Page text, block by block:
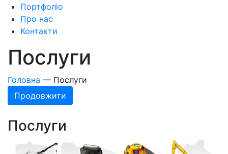
Портфоліо
Про нас
Контакти
Послуги
Головна — Послуги
Продовжити
Послуги